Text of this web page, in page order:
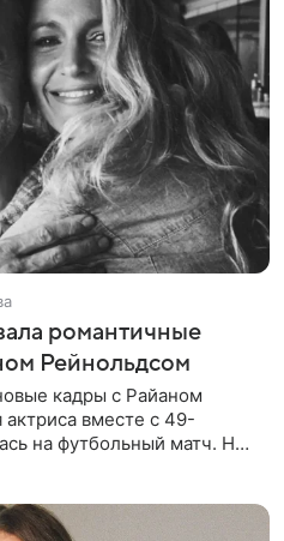
романтичные
Рейнольдсом
кадры с Райаном
вместе с 49-
на футбольный матч. На